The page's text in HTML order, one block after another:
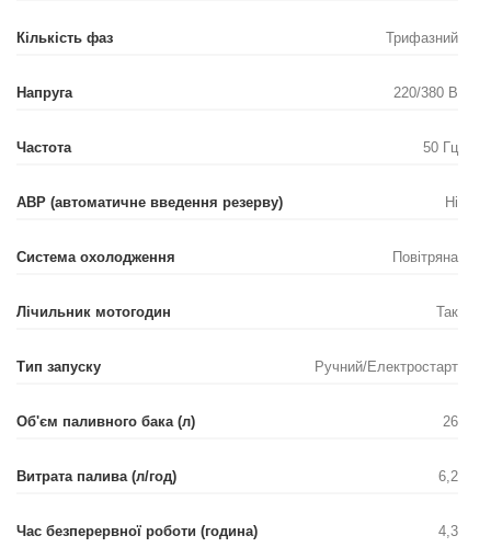
Кількість фаз Трифазний
Напруга 220/380 В
Частота 50 Гц
АВР (автоматичне введення резерву) Ні
Система охолодження Повітряна
Лічильник мотогодин Так
Тип запуску Ручний/Електростарт
Об'єм паливного бака (л) 26
Витрата палива (л/год) 6,2
Час безперервної роботи (година) 4,3